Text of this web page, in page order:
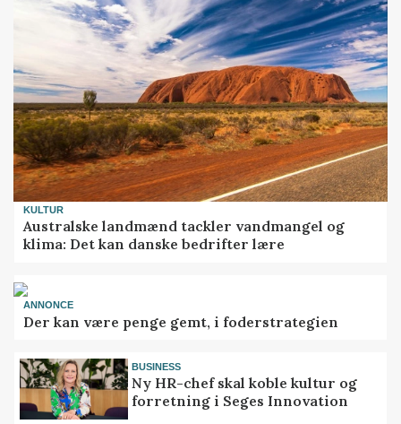
KULTUR
Australske landmænd tackler vandmangel og
klima: Det kan danske bedrifter lære
ANNONCE
Der kan være penge gemt, i foderstrategien
BUSINESS
Ny HR-chef skal koble kultur og
forretning i Seges Innovation